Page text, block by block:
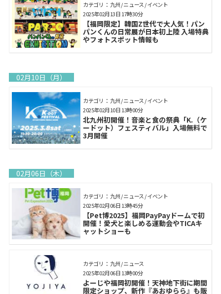
カテゴリ： 九州 / ニュース / イベント
【福岡限定】韓国Z世代で大人気！パン
パンくんの日常展が日本初上陸 入場特典
やフォトスポット情報も
2025年02月13日 17時30分
02月10日（月）
カテゴリ： 九州 / ニュース / イベント
北九州初開催！音楽と食の祭典「K.（ケ
ードット）フェスティバル」入場無料で
3月開催
2025年02月10日 13時00分
02月06日（木）
カテゴリ： 九州 / ニュース / イベント
【Pet博2025】福岡PayPayドームで初
開催！愛犬と楽しめる運動会やTICAキ
ャットショーも
2025年02月06日 13時45分
カテゴリ： 九州 / ニュース
よーじや福岡初開催！天神地下街に期間
限定ショップ、新作『あおゆらら』も販
2025年02月06日 13時00分